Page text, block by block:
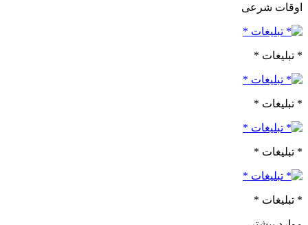
اوقات شرعی
* تبلیغات *
* تبلیغات *
* تبلیغات *
* تبلیغات *